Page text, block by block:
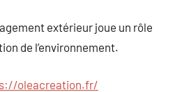
extérieur joue un rôle
de l’environnement.
oleacreation.fr/